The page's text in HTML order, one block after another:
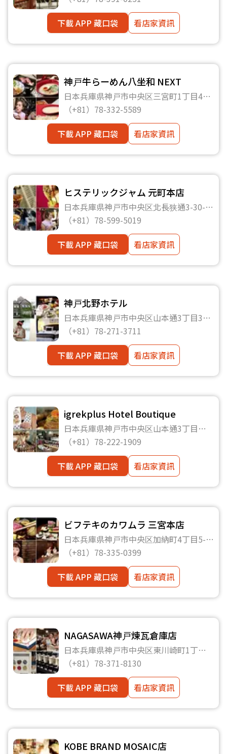
下載 APP 藏口袋
看店家資訊
神戸牛らーめん八坐和 NEXT
日本兵庫県神戸市中央区三宮町1丁目4−3
Clefy三宮6F
（+81）78-332-5589
下載 APP 藏口袋
看店家資訊
ヒステリックジャム 元町本店
日本兵庫県神戸市中央区北長狭通3-30-
77（三宮高架下商店街ピアザ3）
（+81）78-599-5019
下載 APP 藏口袋
看店家資訊
神戸北野ホテル
日本兵庫県神戸市中央区山本通3丁目3番
20号
（+81）78-271-3711
下載 APP 藏口袋
看店家資訊
igrekplus Hotel Boutique
日本兵庫県神戸市中央区山本通3丁目
14−15
（+81）78-222-1909
下載 APP 藏口袋
看店家資訊
ビフテキのカワムラ 三宮本店
日本兵庫県神戸市中央区加納町4丁目5-
13 ヌーバスピリット 1樓
（+81）78-335-0399
下載 APP 藏口袋
看店家資訊
NAGASAWA神戸煉瓦倉庫店
日本兵庫県神戸市中央区東川崎町1丁目
5−5
（+81）78-371-8130
下載 APP 藏口袋
看店家資訊
KOBE BRAND MOSAIC店